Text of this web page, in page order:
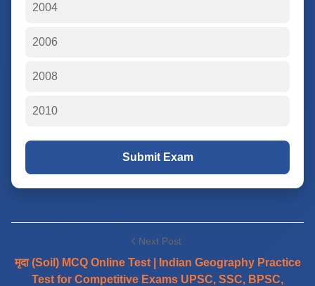
2004
2006
2008
2010
Submit Exam
Next Post
मृदा (Soil) MCQ Online Test | Indian Geography Practice
Test for Competitive Exams UPSC, SSC, BPSC,